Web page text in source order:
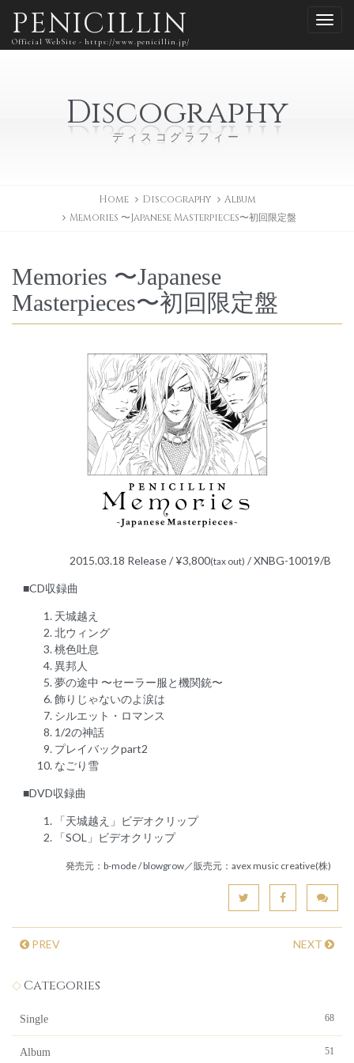
PENICILLIN
Official WebSite - https://www.penicillin.jp/
Discography
ディスコグラフィー
Home Discography
Album
Memories 〜Japanese Masterpieces〜初回限定盤
Memories 〜Japanese
Masterpieces〜初回限定盤
2015.03.18 Release / ¥3,800(tax out) / XNBG-10019/B
■CD収録曲
天城越え
北ウィング
桃色吐息
異邦人
夢の途中 〜セーラー服と機関銃〜
飾りじゃないのよ涙は
シルエット・ロマンス
1/2の神話
プレイバックpart2
なごり雪
■DVD収録曲
「天城越え」ビデオクリップ
「SOL」ビデオクリップ
発売元：b-mode / blowgrow／販売元：avex music creative(株)
PREV NEXT
Categories
Single 68
Album 51